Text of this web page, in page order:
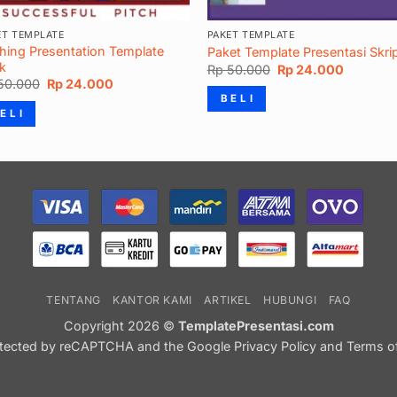
TEMPLATE
Presentation Template
Harga
aslinya
Rp24.000
L I
PAKET TEMPLATE
Paket Template Presentasi
Rp50.000 Harga
aslinya
Rp24.000
B E L I
TENTANG KANTOR KAMI ARTIKEL HUBUNGI FAQ
Copyright 2026 © TemplatePresentasi.com
by reCAPTCHA and the Google Privacy Policy and Terms